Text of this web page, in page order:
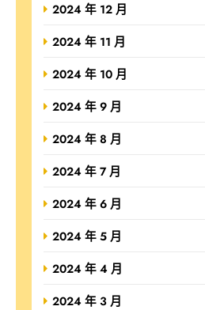
2024 年 12 月
2024 年 11 月
2024 年 10 月
2024 年 9 月
2024 年 8 月
2024 年 7 月
2024 年 6 月
2024 年 5 月
2024 年 4 月
2024 年 3 月